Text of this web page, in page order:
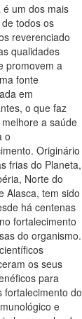
é um dos mais
todos os
reverenciado
qualidades
promovem a
fonte
em
o que faz
a saúde
o
Originário
frias do Planeta,
Norte do
Alasca, tem sido
há centenas
fortalecimento
do organismo.
os seus
para
fortalecimento do
e